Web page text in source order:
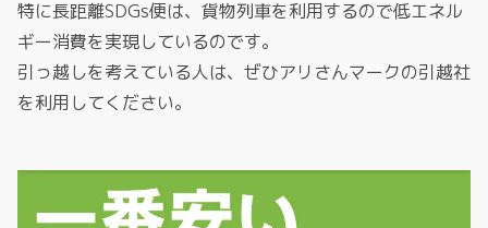
特に長距離SDGs便は、貨物列車を利用するので低エネル
ギー消費を実現しているのです。
引っ越しを考えている人は、ぜひアリさんマークの引越社
を利用してください。